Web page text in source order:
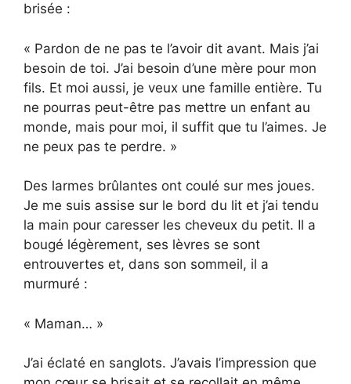
brisée :
« Pardon de ne pas te l’avoir dit avant. Mais j’ai
besoin de toi. J’ai besoin d’une mère pour mon
fils. Et moi aussi, je veux une famille entière. Tu
ne pourras peut-être pas mettre un enfant au
monde, mais pour moi, il suffit que tu l’aimes. Je
ne peux pas te perdre. »
Des larmes brûlantes ont coulé sur mes joues.
Je me suis assise sur le bord du lit et j’ai tendu
la main pour caresser les cheveux du petit. Il a
bougé légèrement, ses lèvres se sont
entrouvertes et, dans son sommeil, il a
murmuré :
« Maman… »
J’ai éclaté en sanglots. J’avais l’impression que